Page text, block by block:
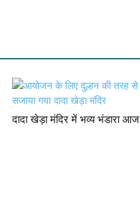
दादा खेड़ा मंदिर में भव्य भंडारा आज